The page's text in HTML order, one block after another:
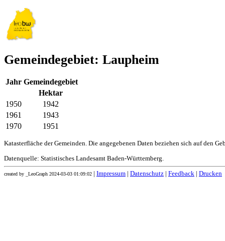
Gemeindegebiet: Laupheim
Jahr Gemeindegebiet
Hektar
1950
1942
1961
1943
1970
1951
Katasterfläche der Gemeinden. Die angegebenen Daten beziehen sich auf den
Datenquelle: Statistisches Landesamt Baden-Württemberg.
created by _LeoGraph 2024-03-03 01:09:02 Impressum Datenschutz Feedback Drucken